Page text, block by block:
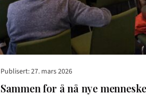
Publisert: 27. mars 2026
Sammen for å nå nye